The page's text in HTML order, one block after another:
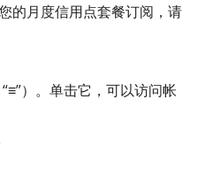
的月度信用点套餐订阅，请
）。单击它，可以访问帐